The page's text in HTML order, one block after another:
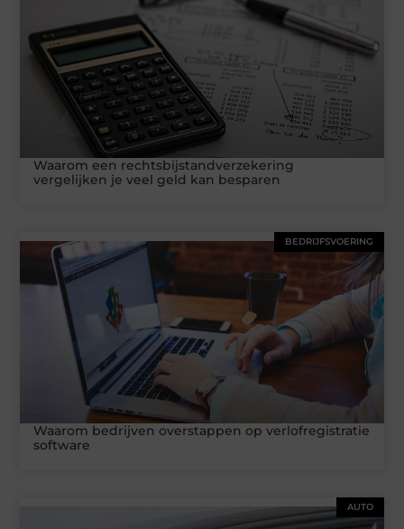
Waarom een rechtsbijstandverzekering
vergelijken je veel geld kan besparen
BEDRIJFSVOERING
Waarom bedrijven overstappen op verlofregistratie
software
AUTO